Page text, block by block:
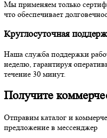
Мы применяем только
что обеспечивает
Круглосуточная
Наша служба поддержки
неделю, гарантируя
течение 30 минут.
Получите
Отправим каталог и
предложение в мессенджер